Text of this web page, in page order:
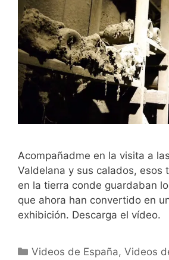
Acompañadme en la visita a
Valdelana y sus calados, esos
en la tierra conde guardaban
que ahora han convertido en
exhibición. Descarga el vídeo.
Categorías
Videos de España,Videos